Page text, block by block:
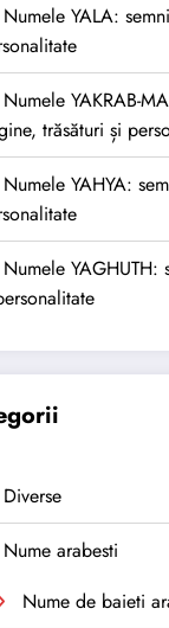
Numele YALA:
Numele YAKRAB-
trăsături și
Numele YAHYA:
Numele
Diverse
Nume arabesti
Nume de baieti